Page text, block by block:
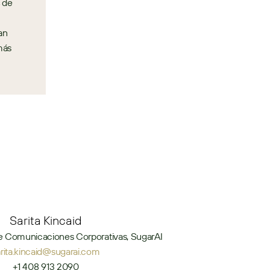
de
Sarita Kincaid
Comunicaciones Corporativas, SugarAI
+1 408 913 2090